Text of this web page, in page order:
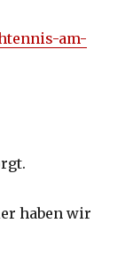
am-
haben wir